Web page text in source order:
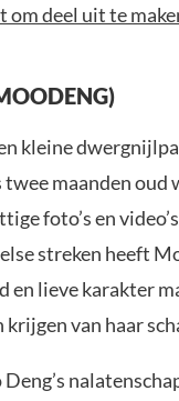
om deel uit te
kleine
maanden oud
foto’s en
streken heeft
en lieve karakter
krijgen van haar